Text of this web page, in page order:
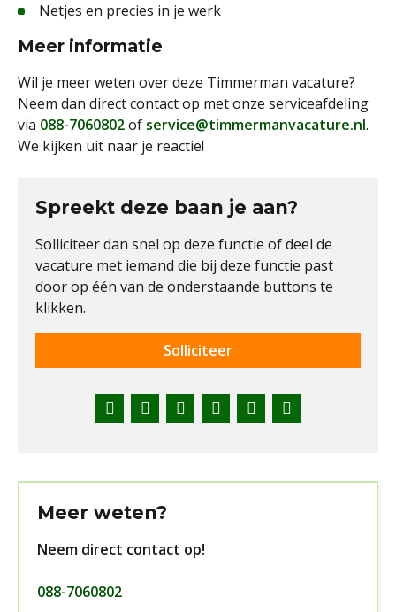
Netjes en precies in je werk
Meer informatie
Wil je meer weten over deze Timmerman vacature?
Neem dan direct contact op met onze serviceafdeling
via 088-7060802of service@timmermanvacature.nl.
We kijken uit naar je reactie!
Spreekt deze baan je aan?
Solliciteer dan snel op deze functie of deel de
vacature met iemand die bij deze functie past
door op één van de onderstaande buttons te
klikken.
FacebookTwitterLinkedInPinterestWhatsApp
Solliciteer
Meer weten?
Neem direct contact op!
088-7060802